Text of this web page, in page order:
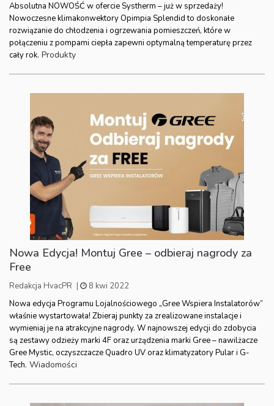
Absolutna NOWOŚĆ w ofercie Systherm – już w sprzedaży!
Nowoczesne klimakonwektory Opimpia Splendid to doskonałe
rozwiązanie do chłodzenia i ogrzewania pomieszczeń, które w
połączeniu z pompami ciepła zapewni optymalną temperaturę przez
cały rok. Produkty
Nowa Edycja! Montuj Gree – odbieraj nagrody za
Free
Redakcja HvacPR |
8 kwi 2022
Nowa edycja Programu Lojalnościowego „Gree Wspiera Instalatorów”
właśnie wystartowała! Zbieraj punkty za zrealizowane instalacje i
wymieniaj je na atrakcyjne nagrody. W najnowszej edycji do zdobycia
są zestawy odzieży marki 4F oraz urządzenia marki Gree – nawilżacze
Gree Mystic, oczyszczacze Quadro UV oraz klimatyzatory Pular i G-
Tech. Wiadomości